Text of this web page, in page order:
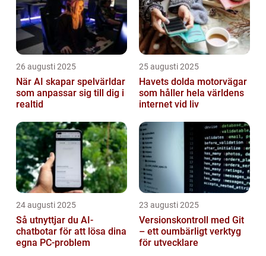
26 augusti 2025
När AI skapar spelvärldar
som anpassar sig till dig i
realtid
25 augusti 2025
Havets dolda motorvägar
som håller hela världens
internet vid liv
24 augusti 2025
Så utnyttjar du AI-
chatbotar för att lösa dina
egna PC-problem
23 augusti 2025
Versionskontroll med Git
– ett oumbärligt verktyg
för utvecklare